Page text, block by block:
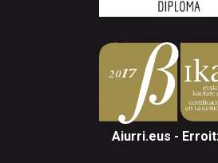
Aiurri.eus -